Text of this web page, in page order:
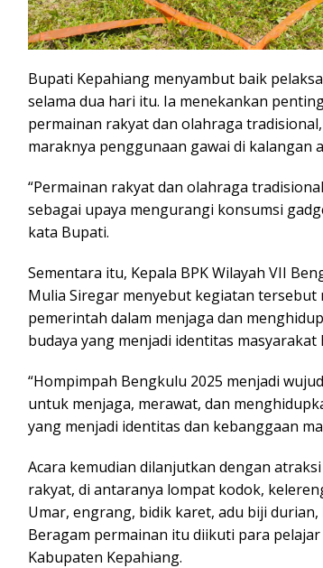
Bupati Kepahiang menyambut baik
selama dua hari itu. Ia menekankan
permainan rakyat dan olahraga
maraknya penggunaan gawai di kalangan
“Permainan rakyat dan olahraga
sebagai upaya mengurangi konsumsi
kata Bupati.
Sementara itu, Kepala BPK Wilayah VII
Mulia Siregar menyebut kegiatan tersebut
pemerintah dalam menjaga dan
budaya yang menjadi identitas masyarakat
“Hompimpah Bengkulu 2025 menjadi
untuk menjaga, merawat, dan
yang menjadi identitas dan kebanggaan
Acara kemudian dilanjutkan dengan
rakyat, di antaranya lompat kodok,
Umar, engrang, bidik karet, adu biji
Beragam permainan itu diikuti para
Kabupaten Kepahiang.